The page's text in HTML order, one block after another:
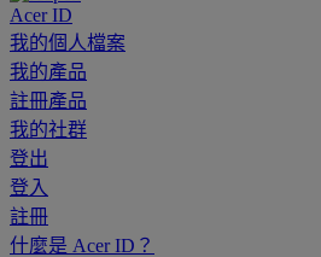
Acer ID
我的個人檔案
我的產品
註冊產品
我的社群
登出
登入
註冊
什麼是 Acer ID？